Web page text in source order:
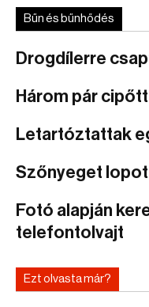
Bűn és bűnhődés
Drogdílerre
Három pár
Letartóztattak
Szőnyeget
Fotó alapján
telefontolvajt
Ezt olvasta már?